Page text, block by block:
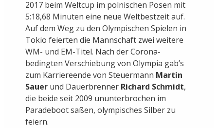
2017 beim Weltcup im polnischen Posen mit
5:18,68 Minuten eine neue Weltbestzeit auf.
Auf dem Weg zu den Olympischen Spielen in
Tokio feierten die Mannschaft zwei weitere
WM- und EM-Titel. Nach der Corona-
bedingten Verschiebung von Olympia gab’s
zum Karriereende von Steuermann Martin
Sauerund Dauerbrenner Richard Schmidt,
die beide seit 2009 ununterbrochen im
Paradeboot saßen, olympisches Silber zu
feiern.